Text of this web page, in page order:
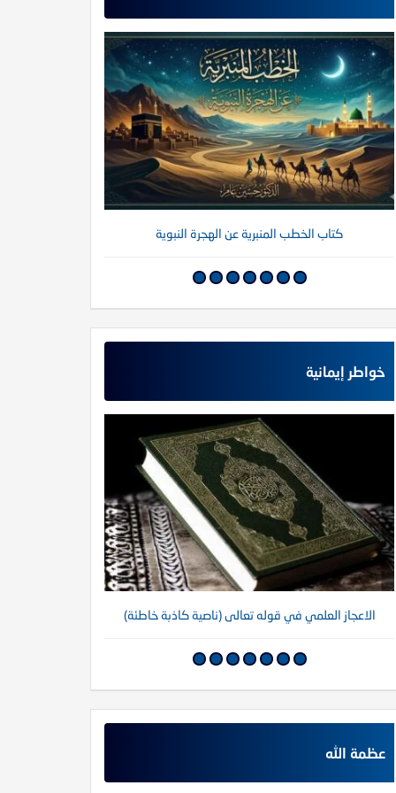
كتاب الخطب المنبرية عن الهجرة النبوية
خواطر إيمانية
الاعجاز العلمي في قوله تعالى (ناصية كاذبة خاطئة)
عظمة الله